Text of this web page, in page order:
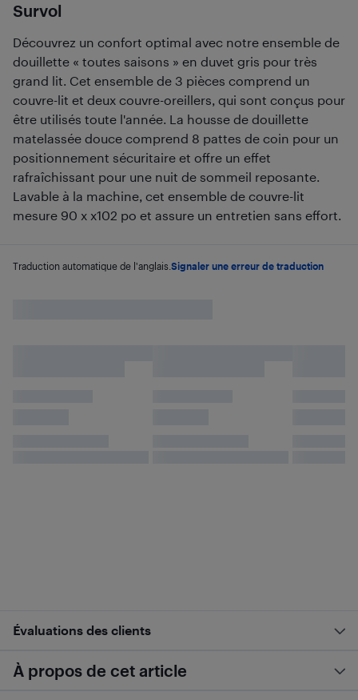
Survol
Découvrez un confort optimal avec notre ensemble de
douillette « toutes saisons » en duvet gris pour très
grand lit. Cet ensemble de 3 pièces comprend un
couvre-lit et deux couvre-oreillers, qui sont conçus pour
être utilisés toute l'année. La housse de douillette
matelassée douce comprend 8 pattes de coin pour un
positionnement sécuritaire et offre un effet
rafraîchissant pour une nuit de sommeil reposante.
Lavable à la machine, cet ensemble de couvre-lit
mesure 90 x x102 po et assure un entretien sans effort.
Traduction automatique de l'anglais. Signaler une erreur de traduction
Évaluations des clients
À propos de cet article